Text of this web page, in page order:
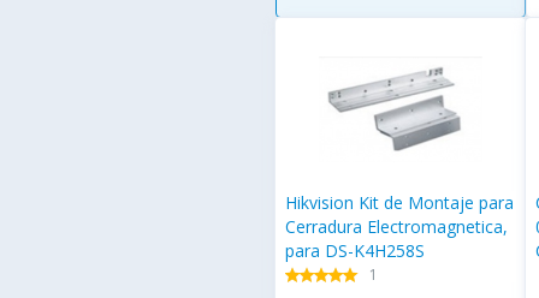
Hikvision Kit de Montaje para
Cerradura Electromagnetica,
para DS-K4H258S
starstarstarstarstar
starstarstarstarstar
1